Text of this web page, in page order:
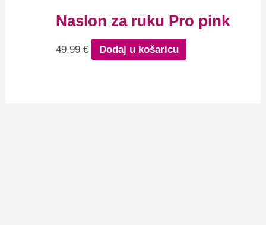
Naslon za ruku Pro pink
49,99€ Dodaj u košaricu